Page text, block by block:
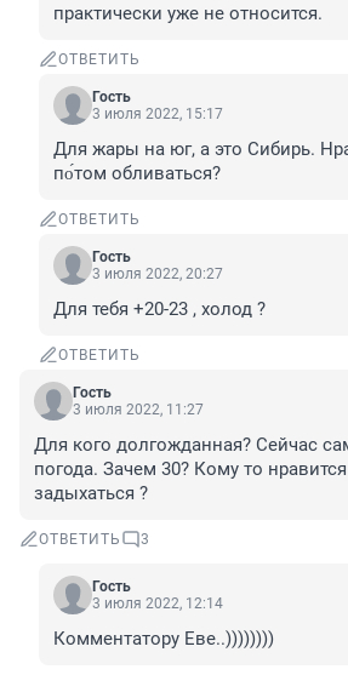
практически уже не относится.
ОТВЕТИТЬ
Гость
3 июля 2022, 15:17
Для жары на юг, а это Сибирь.
по́том обливаться?
ОТВЕТИТЬ
Гость
3 июля 2022, 20:27
Для тебя +20-23 , холод ?
ОТВЕТИТЬ
Гость
3 июля 2022, 11:27
Для кого долгожданная? Сейчас
погода. Зачем 30? Кому то
задыхаться ?
ОТВЕТИТЬ 3
Гость
3 июля 2022, 12:14
Комментатору Еве..))))))))